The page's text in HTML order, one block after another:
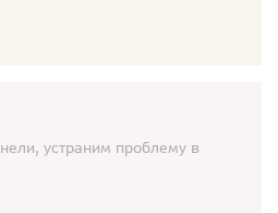
устраним проблему в